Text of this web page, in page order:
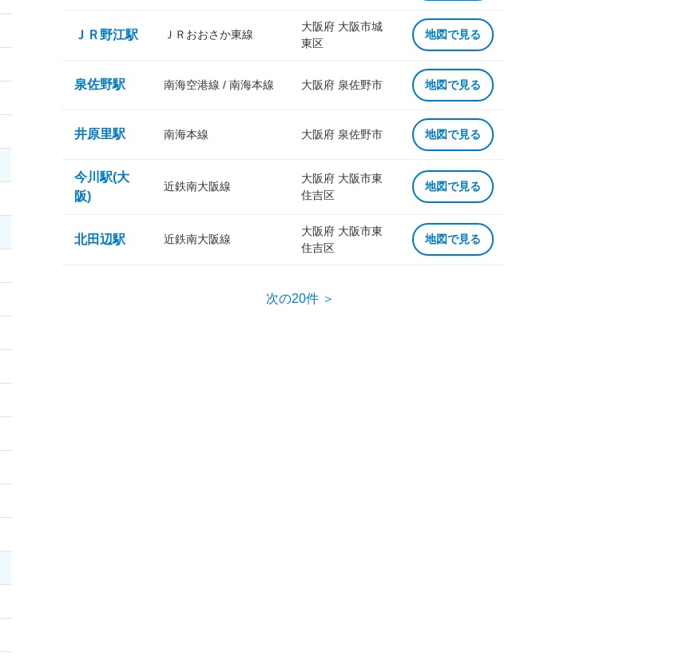
ＪＲ野江駅 ＪＲおおさか東線
大阪府 大阪市城
東区
地図で見る
泉佐野駅 南海空港線 / 南海本線 大阪府 泉佐野市 地図で見る
井原里駅 南海本線 大阪府 泉佐野市 地図で見る
今川駅(大
阪)
近鉄南大阪線
大阪府 大阪市東
住吉区
地図で見る
北田辺駅 近鉄南大阪線
大阪府 大阪市東
住吉区
地図で見る
次の20件 ＞